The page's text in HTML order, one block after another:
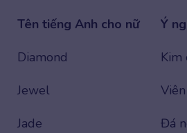
Tên tiếng Anh cho nữ
Ý
Diamond
Kim
Jewel
Jade
Đá